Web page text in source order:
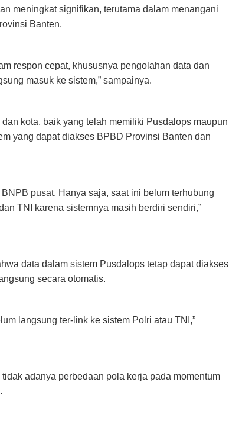
meningkat signifikan, terutama dalam menangani
Banten.
respon cepat, khususnya pengolahan data dan
masuk ke sistem,” sampainya.
kota, baik yang telah memiliki Pusdalops maupun
yang dapat diakses BPBD Provinsi Banten dan
pusat. Hanya saja, saat ini belum terhubung
TNI karena sistemnya masih berdiri sendiri,”
data dalam sistem Pusdalops tetap dapat diakses
secara otomatis.
langsung ter-link ke sistem Polri atau TNI,”
adanya perbedaan pola kerja pada momentum